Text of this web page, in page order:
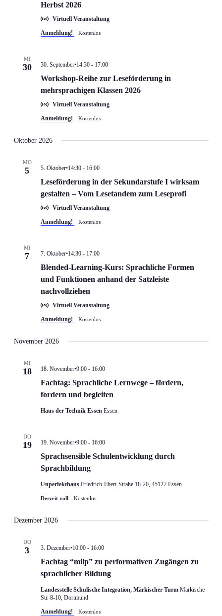
Herbst 2026
Virtuell Veranstaltung
Anmeldung!
Kostenlos
MI
30
Workshop-Reihe zur Leseförderung in
mehrsprachigen Klassen 2026
30. September•14:30- 17:00
Virtuell Veranstaltung
Anmeldung!
Kostenlos
Oktober 2026
MO
5
Leseförderung in der Sekundarstufe I wirksam
gestalten – Vom Lesetandem zum Leseprofi
5. Oktober•14:30- 16:00
Virtuell Veranstaltung
Anmeldung!
Kostenlos
MI
7
Blended-Learning-Kurs: Sprachliche Formen
und Funktionen anhand der Satzleiste
nachvollziehen
7. Oktober•14:30- 17:00
Virtuell Veranstaltung
Anmeldung!
Kostenlos
November 2026
MI
18
Fachtag: Sprachliche Lernwege – fördern,
fordern und begleiten
18. November•9:00- 16:00
Haus der Technik Essen Essen
DO
19
Sprachsensible Schulentwicklung durch
Sprachbildung
19. November•9:00- 16:00
Unperfekthaus Friedrich-Ebert-Straße 18-20, 45127 Essen
Derzeit voll Kostenlos
Dezember 2026
DO
3
Fachtag “milp” zu performativen Zugängen zu
sprachlicher Bildung
3. Dezember•10:00- 16:00
Landesstelle Schulische Integration, Märkischer Turm Märkische
Str. 8-10, Dortmund
Anmeldung!
Kostenlos